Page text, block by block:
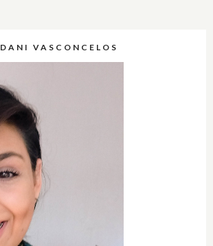
DANI VASCONCELOS